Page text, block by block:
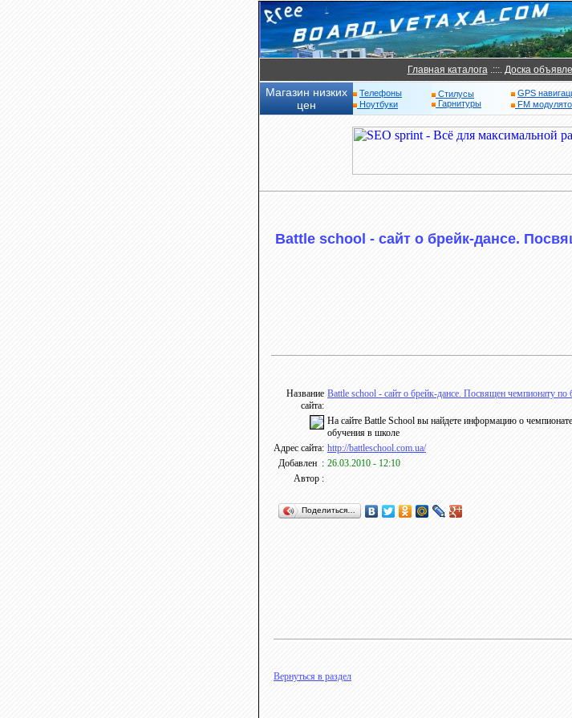
Главная каталога.:::. Доска
Магазин низких
цен
Телефоны
Ноутбуки
Стилусы
Гарнитуры
GPS
FM
Battle school - сайт о брейк-дансе.
Название
сайта:
Battle school - сайт о брейк-дансе. Посвящен чемпионату по
На сайте Battle School вы найдете информацию о
обучения в школе
Адрес сайта: http://battleschool.com.ua/
Добавлен : 26.03.2010 - 12:10
Автор :
Поделиться…
Вернуться в раздел